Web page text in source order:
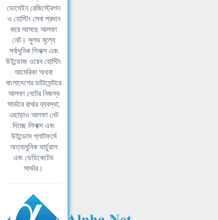
ডোমেইন রেজিস্ট্রেশন
ও হোস্টিং সেবা প্রদান
করে আসছে আলফা
নেট। সুলভ মূল্যে
সর্বাধুনিক লিনাক্স এবং
উইন্ডোজ ওয়েব হোস্টিং
আমেরিকা অথবা
বাংলাদেশের ডাটাসেন্টারে
আলফা নেটের নিজস্ব
সার্ভারে রাখার ব্যবস্থা,
এছাড়াও আলফা নেট
দিচ্ছে লিনাক্স এবং
উইন্ডোস প্লাটফর্মে
অত্যাধুনিক ভার্চুয়াল
এবং ডেডিকেটেড
সার্ভার।